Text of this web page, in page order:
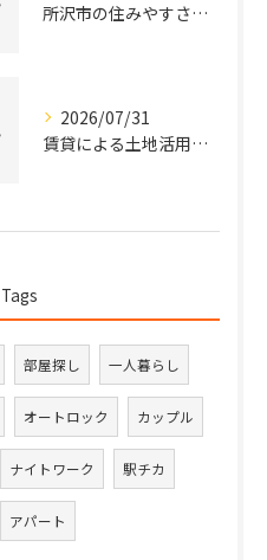
所沢市の住みやすさと治安を実データと口コミから徹底比較
2026/07/31
賃貸による土地活用を埼玉県所沢市秩父市の特性から徹底比較し安定収益を実現する方法
Tags
部屋探し 一人暮らし
オートロック カップル
ナイトワーク 駅チカ
アパート